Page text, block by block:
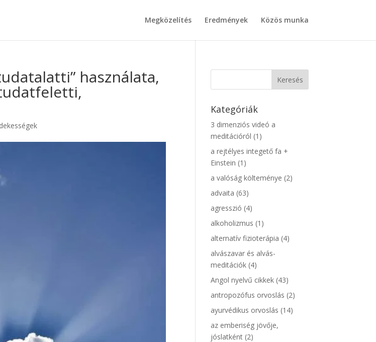
Megközelítés Eredmények Közös munka
használata,
Kategóriák
3 dimenziós videó a
meditációról (1)
a rejtélyes integető fa +
Einstein (1)
a valóság költeménye (2)
advaita (63)
agresszió (4)
alkoholizmus (1)
alternatív fizioterápia (4)
alvászavar és alvás-
meditációk (4)
Angol nyelvű cikkek (43)
antropozófus orvoslás (2)
ayurvédikus orvoslás (14)
az emberiség jövője,
jóslatként (2)